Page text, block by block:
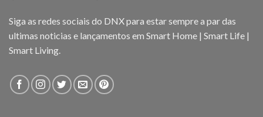
Siga as redes sociais do DNX para estar sempre a par das
ultimas noticias e lançamentos em Smart Home | Smart Life |
Smart Living.